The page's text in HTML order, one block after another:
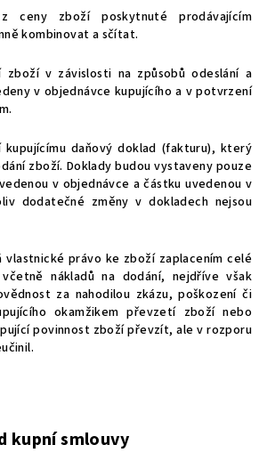
ceny zboží poskytnuté prodávajícím
kombinovat a sčítat.
zboží v závislosti na způsobů odeslání a
v objednávce kupujícího a v potvrzení
kupujícímu daňový doklad (fakturu), který
zboží. Doklady budou vystaveny pouze
v objednávce a částku uvedenou v
dodatečné změny v dokladech nejsou
vlastnické právo ke zboží zaplacením celé
nákladů na dodání, nejdříve však
za nahodilou zkázu, poškození či
okamžikem převzetí zboží nebo
povinnost zboží převzít, ale v rozporu
kupní smlouvy